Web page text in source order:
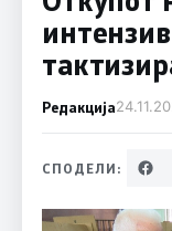
Редакција
СПОДЕЛИ: